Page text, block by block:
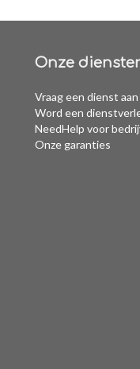
Onze
Vraag een dienst aan
Word een
NeedHelp voor
Onze garanties